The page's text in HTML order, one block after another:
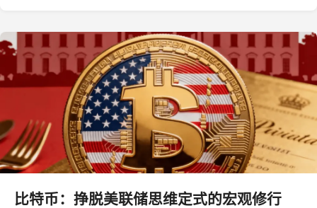
比特币：挣脱美联储思维定式的宏观修行